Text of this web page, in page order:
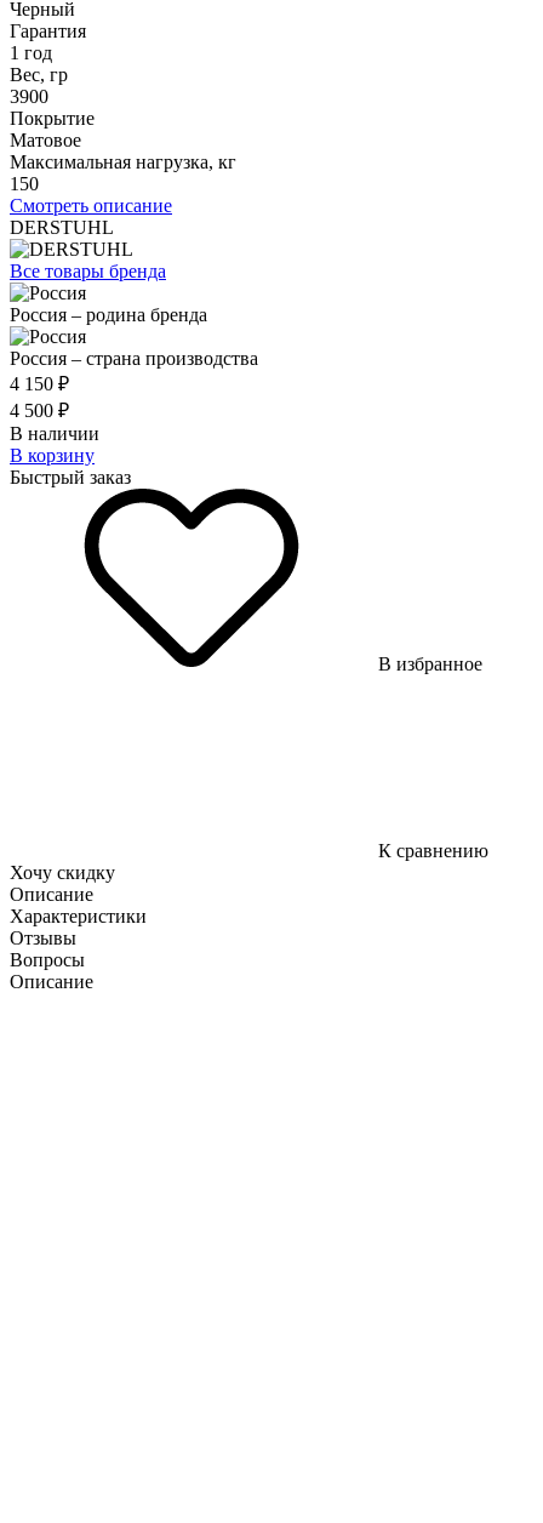
Черный
Гарантия
1 год
Вес, гр
3900
Покрытие
Матовое
Максимальная нагрузка, кг
150
Смотреть описание
DERSTUHL
Все товары бренда
Россия – родина бренда
Россия – страна производства
4 150 ₽
4 500 ₽
В наличии
В корзину
Быстрый заказ
В избранное
К сравнению
Хочу скидку
Описание
Характеристики
Отзывы
Вопросы
Описание